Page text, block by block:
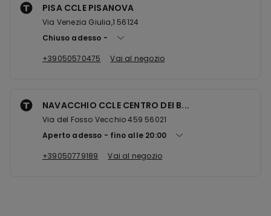
PISA CCLE PISANOVA
Via Venezia Giulia,1 56124
Chiuso adesso
+39050570475
Vai al negozio
NAVACCHIO CCLE CENTRO DEI B...
Via del Fosso Vecchio 459 56021
Aperto adesso
fino alle 20:00
+39050779189
Vai al negozio